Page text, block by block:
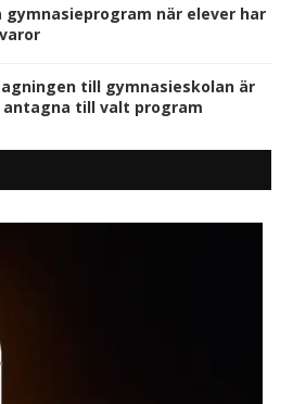
gymnasieprogram när elever har
till gymnasieskolan är
antagna till valt program